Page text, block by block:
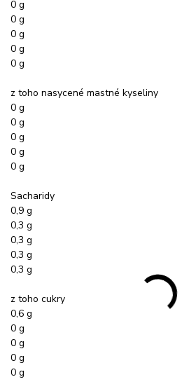
0 g
0 g
0 g
0 g
0 g
z toho nasycené mastné kyseliny
0 g
0 g
0 g
0 g
0 g
Sacharidy
0,9 g
0,3 g
0,3 g
0,3 g
0,3 g
z toho cukry
0,6 g
0 g
0 g
0 g
0 g